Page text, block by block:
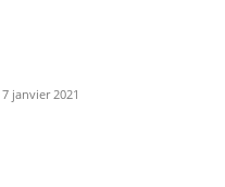
7 janvier 2021